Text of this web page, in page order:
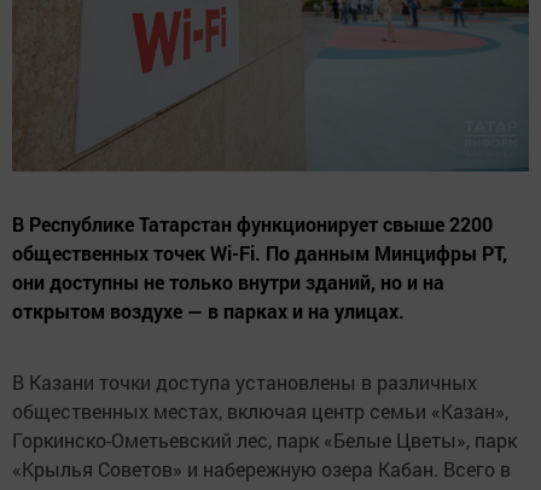
В Республике Татарстан функционирует свыше 2200
общественных точек Wi-Fi. По данным Минцифры РТ,
они доступны не только внутри зданий, но и на
открытом воздухе — в парках и на улицах.
В Казани точки доступа установлены в различных
общественных местах, включая центр семьи «Казан»,
Горкинско-Ометьевский лес, парк «Белые Цветы», парк
«Крылья Советов» и набережную озера Кабан. Всего в